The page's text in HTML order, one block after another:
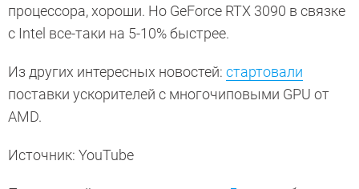
процессора, хороши. Но GeForce RTX 3090 в связке
с Intel все-таки на 5-10% быстрее.
Из других интересных новостей: стартовали
поставки ускорителей с многочиповыми GPU от
AMD.
Источник: YouTube